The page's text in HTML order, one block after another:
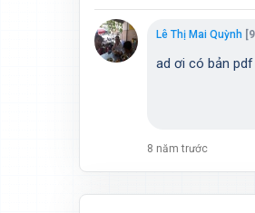
Lê Thị Mai Quỳnh
ad ơi có bản
8 năm trước